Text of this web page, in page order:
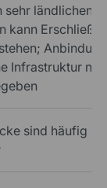
sehr ländlichen
kann
Infrastruktur
sind häufig